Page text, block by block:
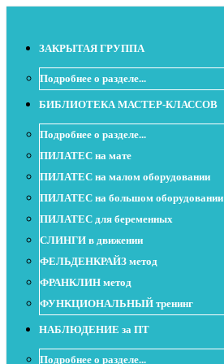
ЗАКРЫТАЯ ГРУППА
Подробнее о разделе...
БИБЛИОТЕКА МАСТЕР-КЛАССОВ
Подробнее о разделе...
ПИЛАТЕС на мате
ПИЛАТЕС на малом оборудовании
ПИЛАТЕС на большом оборудовании
ПИЛАТЕС для беременных
СЛИНГИ в движении
ФЕЛЬДЕНКРАЙЗ метод
ФРАНКЛИН метод
ФУНКЦИОНАЛЬНЫЙ тренинг
НАБЛЮДЕНИЕ за ПТ
Подробнее о разделе...